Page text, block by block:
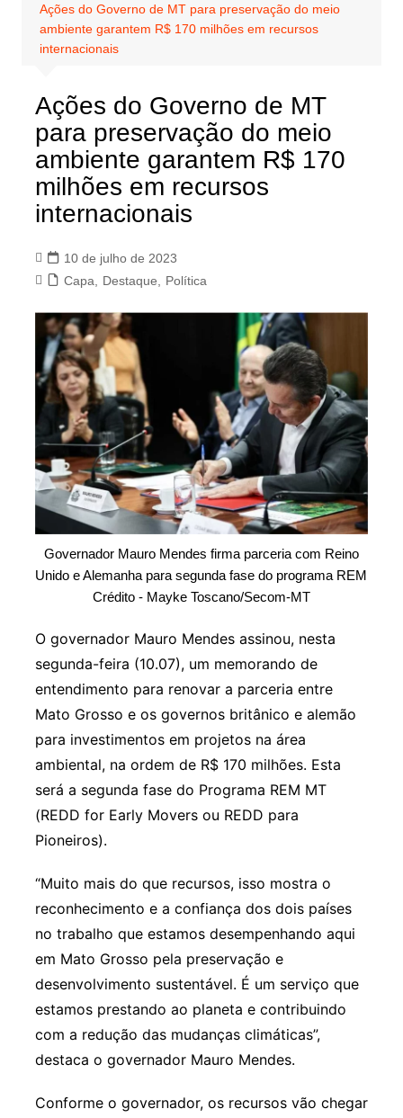
Ações do Governo de MT para preservação do meio
ambiente garantem R$ 170 milhões em recursos
internacionais
Ações do Governo de MT
para preservação do meio
ambiente garantem R$ 170
milhões em recursos
internacionais
10 de julho de 2023
Capa
Destaque Política
Governador Mauro Mendes firma parceria com Reino
Unido e Alemanha para segunda fase do programa REM
Crédito - Mayke Toscano/Secom-MT
O governador Mauro Mendes assinou, nesta
segunda-feira (10.07), um memorando de
entendimento para renovar a parceria entre
Mato Grosso e os governos britânico e alemão
para investimentos em projetos na área
ambiental, na ordem de R$ 170 milhões. Esta
será a segunda fase do Programa REM MT
(REDD for Early Movers ou REDD para
Pioneiros).
“Muito mais do que recursos, isso mostra o
reconhecimento e a confiança dos dois países
no trabalho que estamos desempenhando aqui
em Mato Grosso pela preservação e
desenvolvimento sustentável. É um serviço que
estamos prestando ao planeta e contribuindo
com a redução das mudanças climáticas”,
destaca o governador Mauro Mendes.
Conforme o governador, os recursos vão chegar